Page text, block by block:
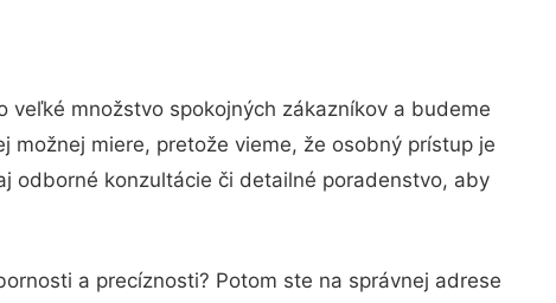
veľké množstvo spokojných zákazníkov a budeme
možnej miere, pretože vieme, že osobný prístup je
odborné konzultácie či detailné poradenstvo, aby
a precíznosti? Potom ste na správnej adrese